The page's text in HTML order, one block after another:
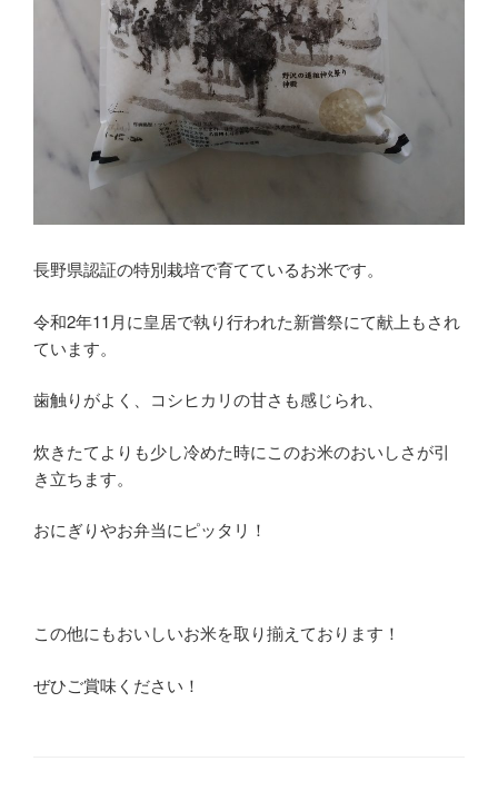
長野県認証の特別栽培で育てているお米です。
令和2年11月に皇居で執り行われた新嘗祭にて献上もされ
ています。
歯触りがよく、コシヒカリの甘さも感じられ、
炊きたてよりも少し冷めた時にこのお米のおいしさが引
き立ちます。
おにぎりやお弁当にピッタリ！
この他にもおいしいお米を取り揃えております！
ぜひご賞味ください！